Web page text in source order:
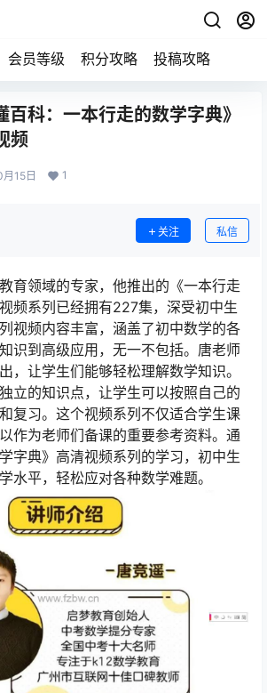
会员等级 积分攻略 投稿攻略
百科：一本行走的数学字典》
频
15日 1
关注 私信
育领域的专家，他推出的《一本行走
频系列已经拥有227集，深受初中生
视频内容丰富，涵盖了初中数学的各
识到高级应用，无一不包括。唐老师
，让学生们能够轻松理解数学知识。
立的知识点，让学生可以按照自己的
复习。这个视频系列不仅适合学生课
作为老师们备课的重要参考资料。通
字典》高清视频系列的学习，初中生
水平，轻松应对各种数学难题。